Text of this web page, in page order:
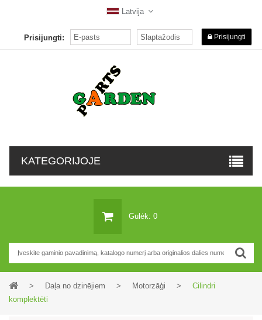
Latvija
Prisijungti: Prisijungti
KATEGORIJOJE
Gulėk: 0
> Daļa no dzinējiem > Motorzāģi >
Cilindri
komplektēti